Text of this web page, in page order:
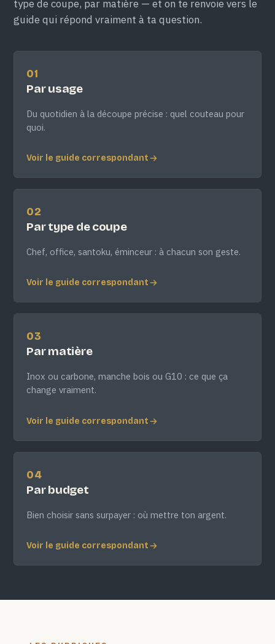
type de coupe, par matière — et on te renvoie vers le
guide qui répond vraiment à ta question.
01
Par usage
Du quotidien à la découpe précise : quel couteau pour
quoi.
Voir le guide correspondant
02
Par type de coupe
Chef, office, santoku, éminceur : à chacun son geste.
Voir le guide correspondant
03
Par matière
Inox ou carbone, manche bois ou G10 : ce que ça
change vraiment.
Voir le guide correspondant
04
Par budget
Bien choisir sans surpayer : où mettre ton argent.
Voir le guide correspondant